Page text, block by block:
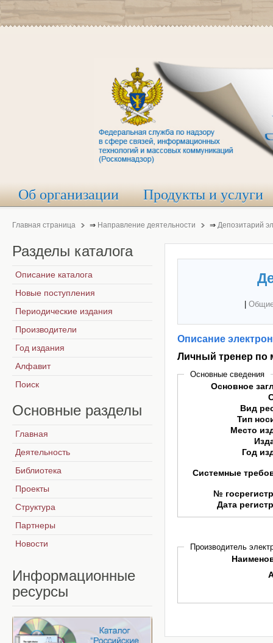
Об организации Продукты и услуги
Главная страница ⇒ Направление деятельности ⇒ Депозитарий
Описание
Личный тренер по
Основные сведения
Основное
Вид
Тип
Место
Год
Системные
№
Дата
Производитель
Разделы каталога
Описание каталога
Новые поступления
Периодические издания
Производители
Год издания
Алфавит
Поиск
Основные разделы
Главная
Деятельность
Библиотека
Проекты
Структура
Партнеры
Новости
Информационные
ресурсы